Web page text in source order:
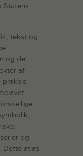
Statens
tekst og
og de
af
praksis
og
Dette atlas